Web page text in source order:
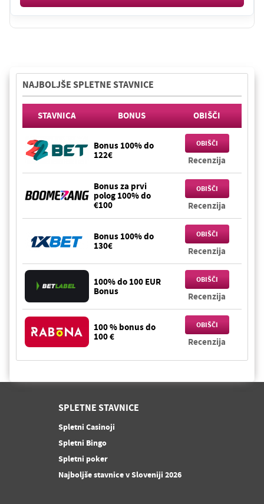
NAJBOLJŠE SPLETNE STAVNICE
STAVNICA BONUS OBIŠČI
Bonus 100% do
122€
OBIŠČI
Recenzija
Bonus za prvi
polog 100% do
€100
OBIŠČI
Recenzija
Bonus 100% do
130€
OBIŠČI
Recenzija
100% do 100 EUR
Bonus
OBIŠČI
Recenzija
100 % bonus do
100 €
OBIŠČI
Recenzija
SPLETNE STAVNICE
Spletni Casinoji
Spletni Bingo
Spletni poker
Najboljše stavnice v Sloveniji 2026